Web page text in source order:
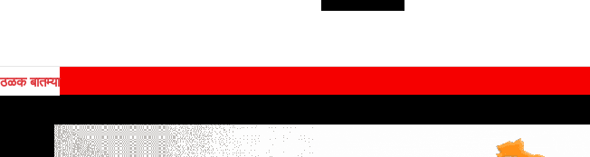
ठळक बातम्या